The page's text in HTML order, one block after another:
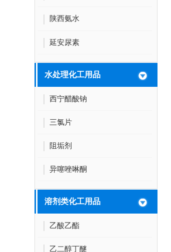
陕西氨水
延安尿素
水处理化工用品
西宁醋酸钠
三氯片
阻垢剂
异噻唑啉酮
溶剂类化工用品
乙酸乙酯
乙二醇丁醚